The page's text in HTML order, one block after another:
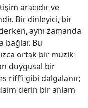
aracıdır ve
Bir dinleyici, bir
aynı zamanda
bağlar. Bu
ortak bir müzik
duygusal bir
riff’i gibi dalgalanır;
derin bir anlam